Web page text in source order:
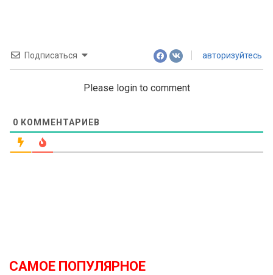
Подписаться авторизуйтесь
Please login to comment
0 КОММЕНТАРИЕВ
САМОЕ ПОПУЛЯРНОЕ